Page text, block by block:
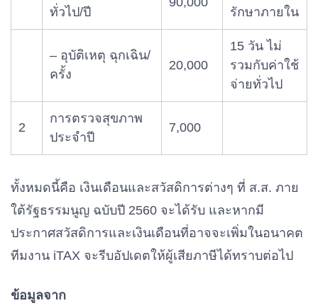
ทั่วไป/ปี
รักษาภายใน
– อุบัติเหตุ ฉุกเฉิน/
ครั้ง
20,000
15 วัน ไม่
รวมกับค่าใช้
จ่ายทั่วไป
2
การตรวจสุขภาพ
ประจำปี
7,000
ทั้งหมดนี้คือ เงินเดือนและสวัสดิการต่างๆ ที่ ส.ส. ภาย
ใต้รัฐธรรมนูญ ฉบับปี 2560 จะได้รับ และหากมี
ประกาศสวัสดิการและเงินเดือนที่อาจจะเพิ่มในอนาคต
ทีมงาน iTAX จะรีบอัปเดตให้ผู้เสียภาษีได้ทราบต่อไป
ข้อมูลจาก